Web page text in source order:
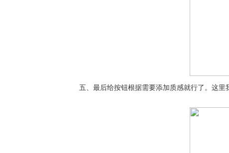
五、最后给按钮根据需要添加质感就行了。这里